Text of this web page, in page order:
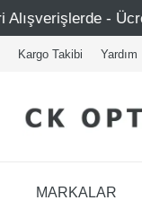
Kargo
Kargo Takibi Yardım
MARKALAR